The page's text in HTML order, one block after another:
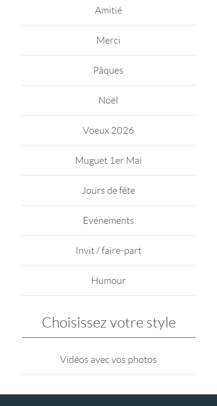
Amitié
Merci
Pâques
Noël
Voeux 2026
Muguet 1er Mai
Jours de fête
Evénements
Invit / faire-part
Humour
Choisissez votre style
Vidéos avec vos photos